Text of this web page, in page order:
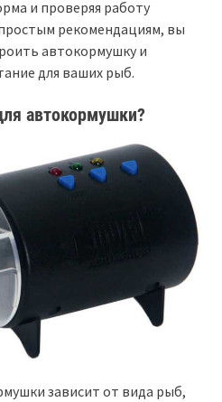
и проверяя работу
рекомендациям, вы
автокормушку и
для ваших рыб.
автокормушки?
зависит от вида рыб,